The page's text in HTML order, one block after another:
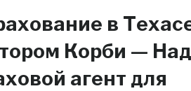
в
Корби —
агент для